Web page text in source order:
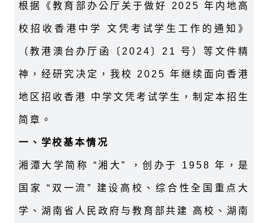
根据《教育部办公厅关于做好 2025 年内地高
校招收香港中学 文凭考试学生工作的通知》
（教港澳台办厅函〔2024〕21 号）等文件精
神，经研究决定，我校 2025 年继续面向香港
地区招收香港 中学文凭考试学生，制定本招生
简章。
一、学校基本情况
湘潭大学简称 “湘大” ，创办于 1958 年，是
国家 “双一流” 建设高校、综合性全国重点大
学、湖南省人民政府与教育部共建 高校、湖南